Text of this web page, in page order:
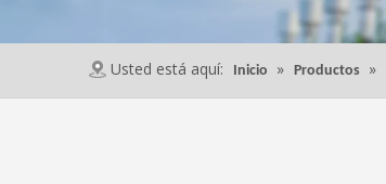
Usted está aquí: Inicio » Productos »